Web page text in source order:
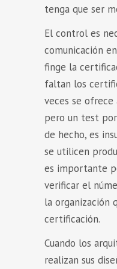
tenga que ser
El control es
comunicación
finge la
faltan los
veces se
pero un test
de hecho, es
se utilicen
es importante
verificar el
la organización
certificación.
Cuando los
realizan sus